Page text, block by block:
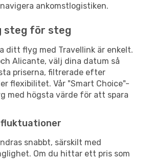
ankomstlogistiken.
steg för steg
ditt flyg med Travellink är enkelt.
Alicante, välj dina datum så
priserna, filtrerade efter
flexibilitet. Vår "Smart Choice"-
med högsta värde för att spara
snabbt, särskilt med
Om du hittar ett pris som